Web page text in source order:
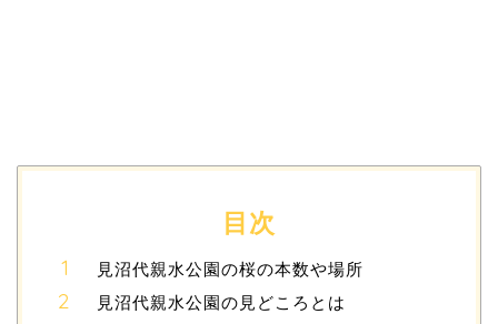
目次
見沼代親水公園の桜の本数や場所
見沼代親水公園の見どころとは